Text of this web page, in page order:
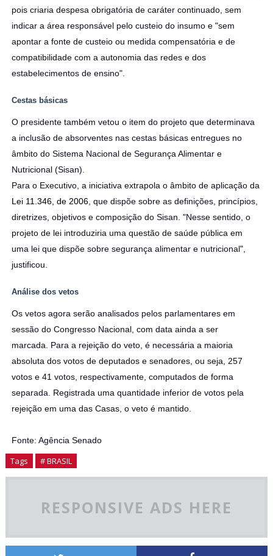
pois criaria despesa obrigatória de caráter continuado, sem
indicar a área responsável pelo custeio do insumo e "sem
apontar a fonte de custeio ou medida compensatória e de
compatibilidade com a autonomia das redes e dos
estabelecimentos de ensino".
Cestas básicas
O presidente também vetou o item do projeto que determinava
a inclusão de absorventes nas cestas básicas entregues no
âmbito do Sistema Nacional de Segurança Alimentar e
Nutricional (Sisan).
Para o Executivo, a iniciativa extrapola o âmbito de aplicação da
Lei 11.346, de 2006, que dispõe sobre as definições, princípios,
diretrizes, objetivos e composição do Sisan. "Nesse sentido, o
projeto de lei introduziria uma questão de saúde pública em
uma lei que dispõe sobre segurança alimentar e nutricional",
justificou.
Análise dos vetos
Os vetos agora serão analisados pelos parlamentares em
sessão do Congresso Nacional, com data ainda a ser
marcada. Para a rejeição do veto, é necessária a maioria
absoluta dos votos de deputados e senadores, ou seja, 257
votos e 41 votos, respectivamente, computados de forma
separada. Registrada uma quantidade inferior de votos pela
rejeição em uma das Casas, o veto é mantido.
Fonte: Agência Senado
Tags # BRASIL
RESPONSIVE ADS HERE